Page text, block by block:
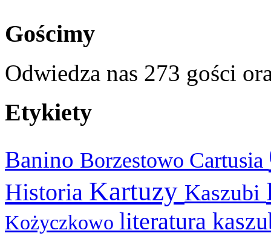
Gościmy
Odwiedza nas 273 gości
Etykiety
Banino Borzestowo Cartusia
Historia Kartuzy Kaszubi
Kożyczkowo literatura